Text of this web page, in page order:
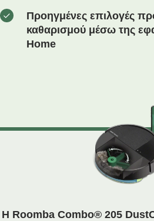
Προηγμένες επιλογές
καθαρισμού μέσω της
Home
Η Roomba Combo® 205